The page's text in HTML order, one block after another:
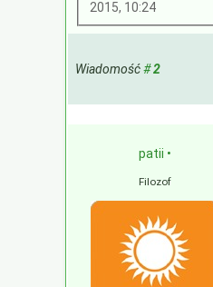
2015, 10:24
Wiadomość#2
patii •
Filozof